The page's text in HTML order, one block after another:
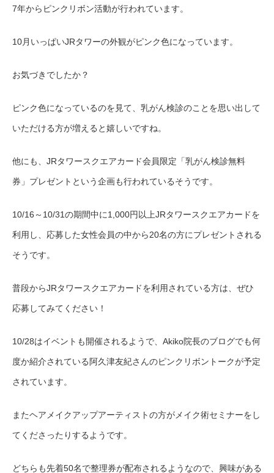
7年からピンクリボン活動が行われています。
10月いっぱいJRタワーの外観がピンク色になっています。
お気づきでしたか？
ピンク色になっているのを見て、乳がん検診のことを思い出して
いただける方が増えると嬉しいですね。
他にも、JRタワースクエアカード会員限定「乳がん検診無料
券」プレゼントという企画も行われているそうです。
10/16～10/31の期間中に1,000円以上JRタワースクエアカードを
利用し、応募した女性会員の中から20名の方にプレゼントされる
そうです。
普段からJRタワースクエアカードを利用されている方は、ぜひ
応募してみてください！
10/28はイベントも開催されるようで、Akiko院長のブログでも何
度か紹介されている阿久津友紀さんのピンクリボントークが予定
されています。
またヘアメイクアップアーティストの方がメイク術セミナーをし
てくださったりするようです。
どちらも先着50名で整理券が配布されるようなので、興味がある